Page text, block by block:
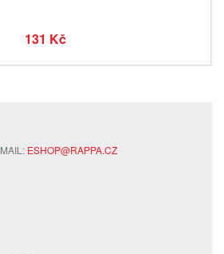
131 Kč
MAIL: ESHOP@RAPPA.CZ